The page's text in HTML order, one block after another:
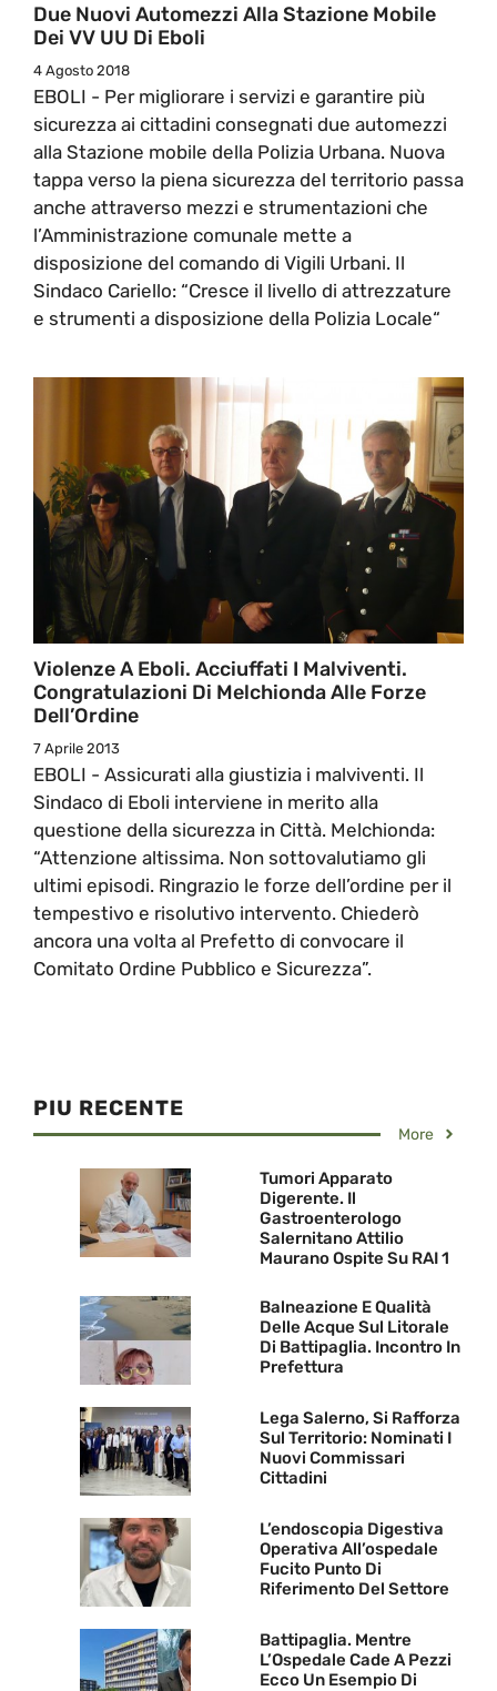
Due Nuovi Automezzi Alla Stazione Mobile
Dei VV UU Di Eboli
4 Agosto 2018
EBOLI - Per migliorare i servizi e garantire più
sicurezza ai cittadini consegnati due automezzi
alla Stazione mobile della Polizia Urbana. Nuova
tappa verso la piena sicurezza del territorio passa
anche attraverso mezzi e strumentazioni che
l’Amministrazione comunale mette a
disposizione del comando di Vigili Urbani. Il
Sindaco Cariello: “Cresce il livello di attrezzature
e strumenti a disposizione della Polizia Locale“
Violenze A Eboli. Acciuffati I Malviventi.
Congratulazioni Di Melchionda Alle Forze
Dell’Ordine
7 Aprile 2013
EBOLI - Assicurati alla giustizia i malviventi. Il
Sindaco di Eboli interviene in merito alla
questione della sicurezza in Città. Melchionda:
“Attenzione altissima. Non sottovalutiamo gli
ultimi episodi. Ringrazio le forze dell’ordine per il
tempestivo e risolutivo intervento. Chiederò
ancora una volta al Prefetto di convocare il
Comitato Ordine Pubblico e Sicurezza”.
PIU RECENTE
More
Tumori Apparato
Digerente. Il
Gastroenterologo
Salernitano Attilio
Maurano Ospite Su RAI 1
Balneazione E Qualità
Delle Acque Sul Litorale
Di Battipaglia. Incontro In
Prefettura
Lega Salerno, Si Rafforza
Sul Territorio: Nominati I
Nuovi Commissari
Cittadini
L’endoscopia Digestiva
Operativa All’ospedale
Fucito Punto Di
Riferimento Del Settore
Battipaglia. Mentre
L’Ospedale Cade A Pezzi
Ecco Un Esempio Di